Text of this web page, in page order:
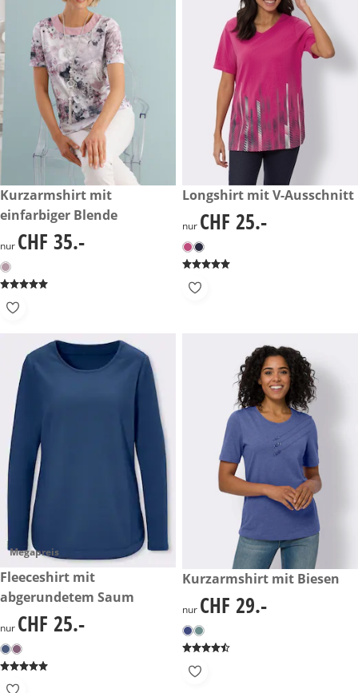
CHF 35.-
Kurzarmshirt mit
einfarbiger Blende
CHF 35.-
nur CHF 35.-
CHF 25.-
Longshirt mit V-Ausschnitt
CHF 25.-
nur CHF 25.-
Megapreis
CHF 25.-
Fleeceshirt mit
abgerundetem Saum
CHF 25.-
nur CHF 25.-
CHF 29.-
Kurzarmshirt mit Biesen
CHF 29.-
nur CHF 29.-